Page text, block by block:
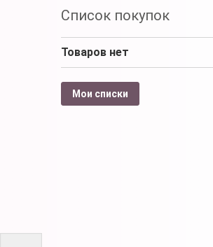
Список покупок
Товаров нет
Мои списки